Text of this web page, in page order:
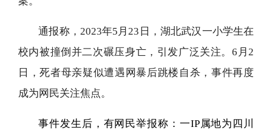
通报称，2023年5月23日，湖北武汉一小学生在
校内被撞倒并二次碾压身亡，引发广泛关注。6月2
日，死者母亲疑似遭遇网暴后跳楼自杀，事件再度
成为网民关注焦点。
事件发生后，有网民举报称：一IP属地为四川